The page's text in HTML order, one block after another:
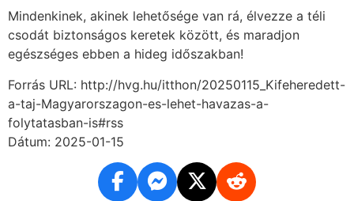
Mindenkinek, akinek lehetősége van rá, élvezze a téli
csodát biztonságos keretek között, és maradjon
egészséges ebben a hideg időszakban!
Forrás URL: http://hvg.hu/itthon/20250115_Kifeheredett-
a-taj-Magyarorszagon-es-lehet-havazas-a-
folytatasban-is#rss
Dátum: 2025-01-15